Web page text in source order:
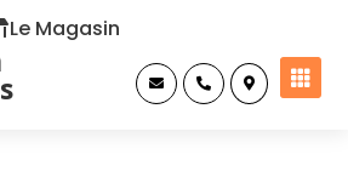
Le Magasin
   